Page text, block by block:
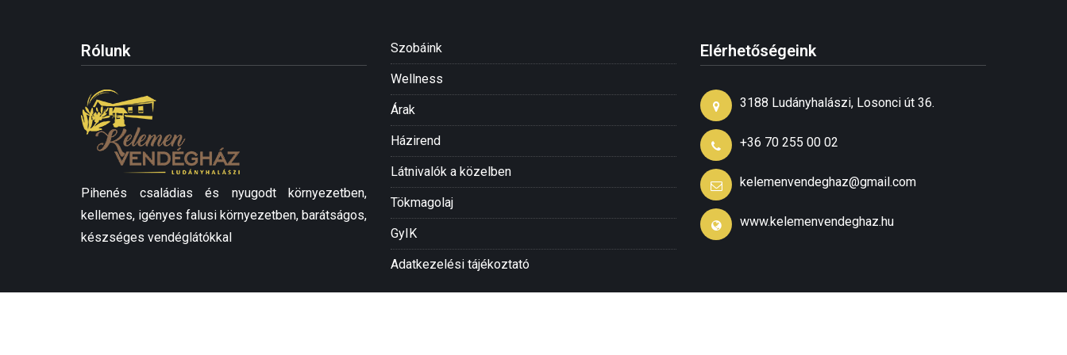
Rólunk
Pihenés családias és nyugodt környezetben,
kellemes, igényes falusi környezetben, barátságos,
készséges vendéglátókkal
Szobáink
Wellness
Árak
Házirend
Látnivalók a közelben
Tökmagolaj
GyIK
Adatkezelési tájékoztató
Elérhetőségeink
3188 Ludányhalászi, Losonci út 36.
+36 70 255 00 02
kelemenvendeghaz@gmail.com
www.kelemenvendeghaz.hu